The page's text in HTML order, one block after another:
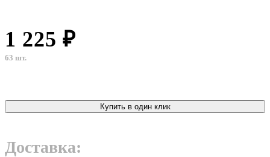
1 225 ₽
63 шт.
Купить в один клик
Доставка: